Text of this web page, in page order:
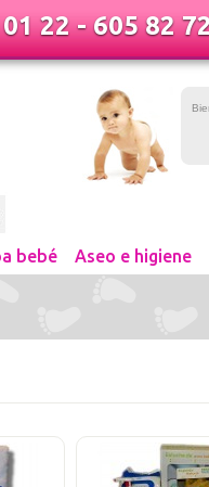
22 - 605 82
bebé Aseo e higiene